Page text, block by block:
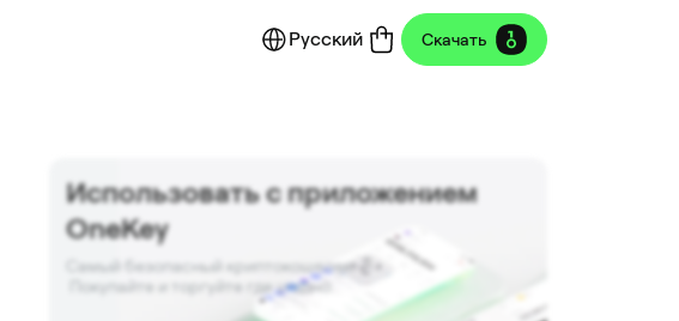
Русский Скачать
Использовать с приложением
OneKey
Самый безопасный криптокошелек.
Покупайте и торгуйте где угодно.